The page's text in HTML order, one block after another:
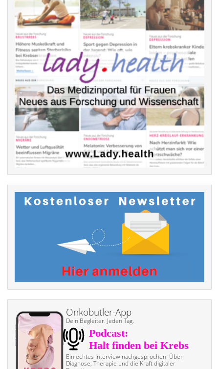
Onkobutler-App
Dein Begleiter. Jeden Tag.
Ein echtes Interview nach­gesprochen. Über
Diagnose, Therapie und die Kraft digitaler